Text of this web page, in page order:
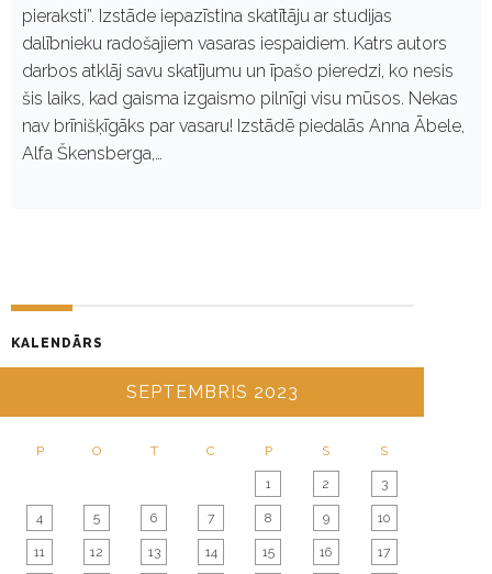
pieraksti”. Izstāde iepazīstina skatītāju ar studijas
dalībnieku radošajiem vasaras iespaidiem. Katrs autors
darbos atklāj savu skatījumu un īpašo pieredzi, ko nesis
šis laiks, kad gaisma izgaismo pilnīgi visu mūsos. Nekas
nav brīnišķīgāks par vasaru! Izstādē piedalās Anna Ābele,
Alfa Škensberga,…
KALENDĀRS
SEPTEMBRIS 2023
P O T C P S S
1 2 3
4 5 6 7 8 9 10
11 12 13 14 15 16 17